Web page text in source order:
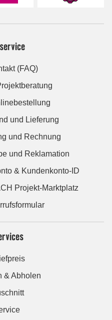
(FAQ)
und Lieferung
und Rechnung
und Reklamation
& Kundenkonto-ID
Projekt-Marktplatz
& Abholen